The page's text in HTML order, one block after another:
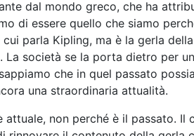
dal mondo greco, che ha
di essere quello che siamo
parla Kipling, ma è la gerla
La società se la porta dietro per
che in quel passato
una straordinaria attualità.
attuale, non perché è il passato.